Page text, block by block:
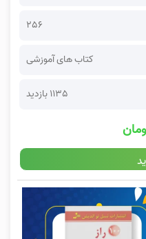
256
کتاب های آموزشی
1135 بازدید